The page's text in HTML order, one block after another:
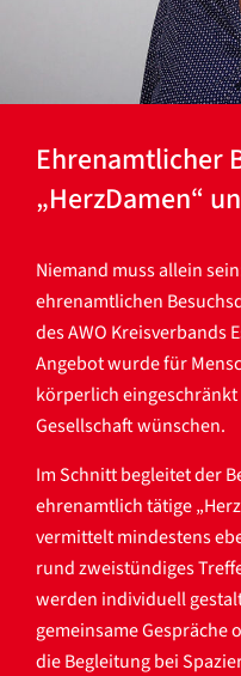
Ehrenamtlicher
„HerzDamen“
Niemand muss allein
ehrenamtlichen
des AWO Kreisverbands
Angebot wurde für
körperlich
Gesellschaft wünschen.
Im Schnitt begleitet der
ehrenamtlich tätige
vermittelt mindestens
rund zweistündiges
werden individuell
gemeinsame Gespräche
die Begleitung bei